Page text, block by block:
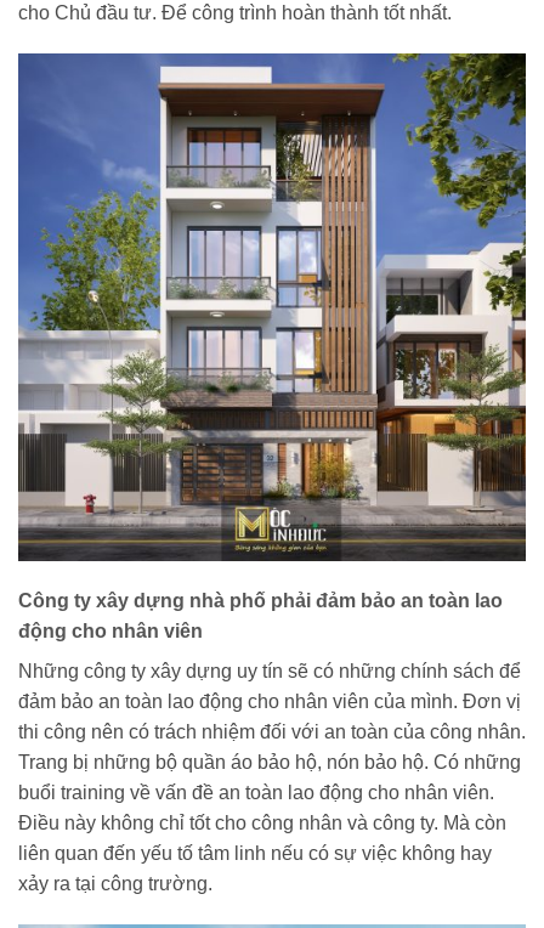
cho Chủ đầu tư. Để công trình hoàn thành tốt nhất.
Công ty xây dựng nhà phố phải đảm bảo an toàn lao
động cho nhân viên
Những công ty xây dựng uy tín sẽ có những chính sách để
đảm bảo an toàn lao động cho nhân viên của mình. Đơn vị
thi công nên có trách nhiệm đối với an toàn của công nhân.
Trang bị những bộ quần áo bảo hộ, nón bảo hộ. Có những
buổi training về vấn đề an toàn lao động cho nhân viên.
Điều này không chỉ tốt cho công nhân và công ty. Mà còn
liên quan đến yếu tố tâm linh nếu có sự việc không hay
xảy ra tại công trường.